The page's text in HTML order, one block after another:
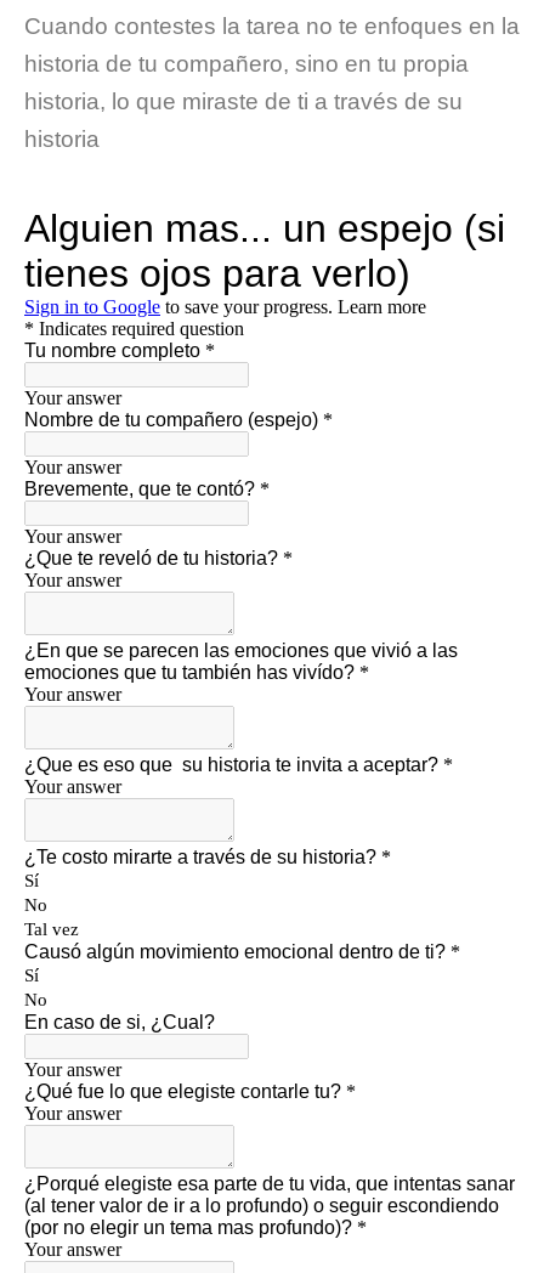
Cuando contestes la tarea no te enfoques en la
historia de tu compañero, sino en tu propia
historia, lo que miraste de ti a través de su
historia